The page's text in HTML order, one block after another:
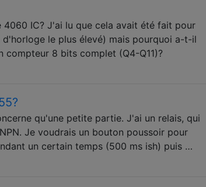
4060 IC? J'ai lu que cela avait été fait pour
le plus élevé) mais pourquoi a-t-il
compteur 8 bits complet (Q4-Q11)?
qu'une petite partie. J'ai un relais, qui
Je voudrais un bouton poussoir pour
un certain temps (500 ms ish) puis …